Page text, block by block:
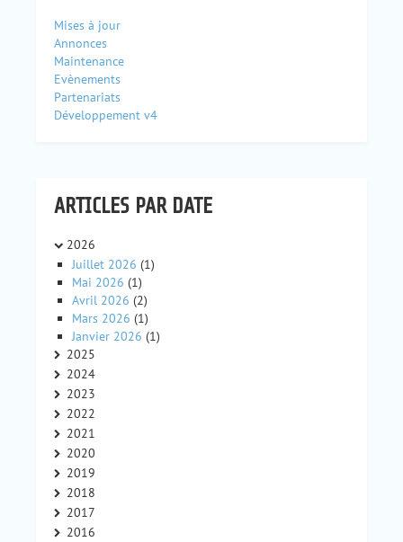
Mises à jour
Annonces
Maintenance
Evènements
Partenariats
Développement v4
ARTICLES PAR DATE
2026
Juillet 2026 (1)
Mai 2026 (1)
Avril 2026 (2)
Mars 2026 (1)
Janvier 2026 (1)
2025
2024
2023
2022
2021
2020
2019
2018
2017
2016